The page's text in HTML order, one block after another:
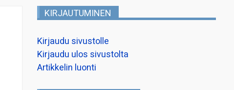
KIRJAUTUMINEN
Kirjaudu sivustolle
Kirjaudu ulos sivustolta
Artikkelin luonti